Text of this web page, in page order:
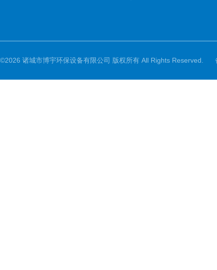
©2026 诸城市博宇环保设备有限公司 版权所有 All Rights Reserved.